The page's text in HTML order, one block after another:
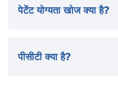
पेटेंट योग्यता खोज क्या है?
पीसीटी क्या है?